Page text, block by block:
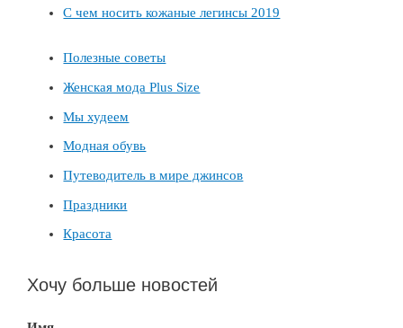
С чем носить кожаные легинсы 2019
Полезные советы
Женская мода Plus Size
Мы худеем
Модная обувь
Путеводитель в мире джинсов
Праздники
Красота
Хочу больше новостей